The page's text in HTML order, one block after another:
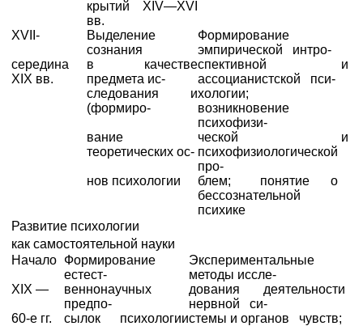
крытий XIV—XVI
вв.
XVII-
Выделение
сознания
Формирование
эмпирической интро-
середина
XIX вв.
в качестве
предмета ис-
спективной и
ассоцианистской пси-
следования и
(формиро-
хологии;
возникновение
психофизи-
вание
теоретических ос-
ческой и
психофизиологической
про-
нов психологии
блем; понятие о
бессознательной
психике
Развитие психологии
как самостоятельной науки
Начало Формирование
естест-
Экспериментальные
методы иссле-
XIX —
веннонаучных
предпо-
дования деятельности
нервной си-
60-е гг.
сылок психологиистемы и органов чувств;